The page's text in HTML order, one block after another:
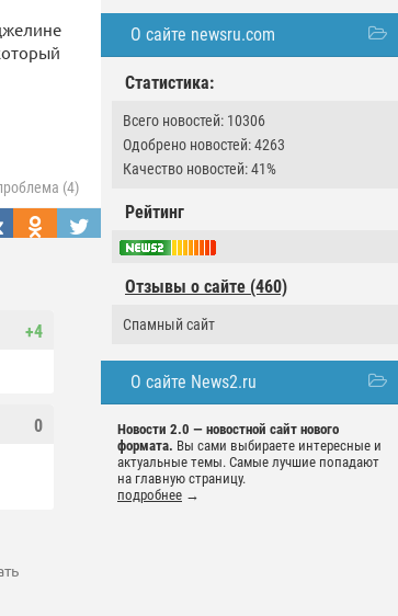
О сайте newsru.com
Статистика:
Всего новостей: 10306
Одобрено новостей: 4263
Качество новостей: 41%
Рейтинг
Отзывы о сайте (460)
Спамный сайт
О сайте News2.ru
Новости 2.0 — новостной сайт нового
формата. Вы сами выбираете интересные и
актуальные темы. Самые лучшие попадают
на главную страницу.
подробнее →
(4)
+4
0